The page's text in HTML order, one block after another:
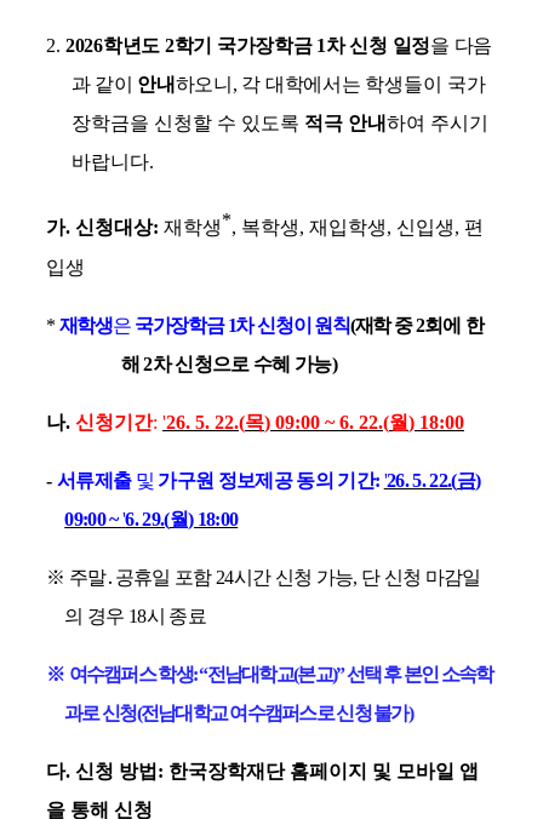
2. 2026학년도 2학기 국가장학금 1차 신청 일정을 다음
과 같이 안내하오니 , 각 대학에서는 학생들이 국가
장학금을 신청할 수 있도록 적극 안내하여 주시기
바랍니다.
가. 신청대상: 재학생*, 복학생, 재입학생, 신입생, 편
입생
* 재학생은 국가장학금1차 신청이 원칙(재학 중2회에 한
해2차 신청으로 수혜 가능)
나. 신청기간: '26. 5. 22.(목) 09:00 ~ 6. 22.(월) 18:00
- 서류제출 및 가구원 정보제공 동의 기간: '26. 5. 22.(금)
09:00 ~'6. 29.(월) 18:00
※ 주말․ 공휴일 포함 24시간 신청 가능, 단 신청 마감일
의 경우 18시 종료
※ 여수캠퍼스 학생: “전남대학교(본교)”선택 후 본인 소속학
과로 신청(전남대학교 여수캠퍼스로 신청 불가)
다. 신청 방법 : 한국장학재단 홈페이지 및 모바일 앱
을 통해 신청